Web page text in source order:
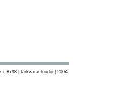
8798 | tarkvarastuudio | 2004